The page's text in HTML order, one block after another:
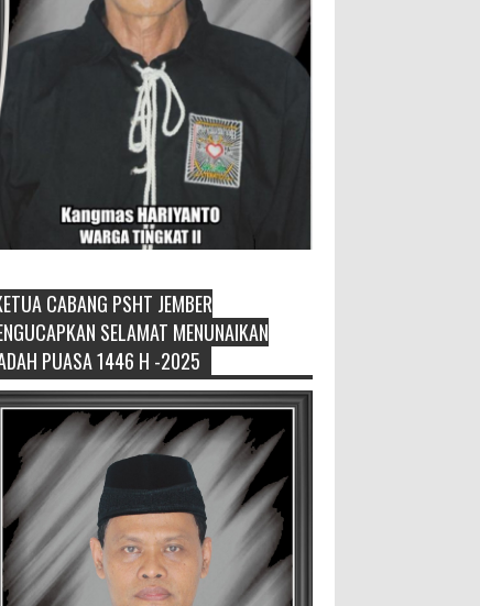
David Iswanto Jabat Ketua
Gradasi Kabupaten Jember 2026-
2031
Jajaran Dewan Pengurus DPC
Jember 2025-2031, saat foto
usai acara pelantikan di Gedung
Nusantara, Selasa 28 Juli 2...
4.000 Petani Hutan Blora Bakal
Digelontor Bantuan CSR Jumbo
dan Bibit Ternak Gratis ‎
CABANG PSHT JEMBER
SELAMAT MENUNAIKAN
PUASA 1446 H -2025